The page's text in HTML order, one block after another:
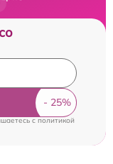
c политикой